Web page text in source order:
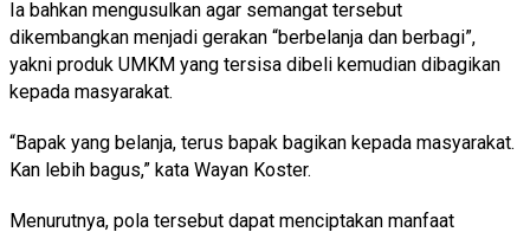
Ia bahkan mengusulkan agar semangat tersebut
dikembangkan menjadi gerakan “berbelanja dan berbagi”,
yakni produk UMKM yang tersisa dibeli kemudian dibagikan
kepada masyarakat.
“Bapak yang belanja, terus bapak bagikan kepada masyarakat.
Kan lebih bagus,” kata Wayan Koster.
Menurutnya, pola tersebut dapat menciptakan manfaat